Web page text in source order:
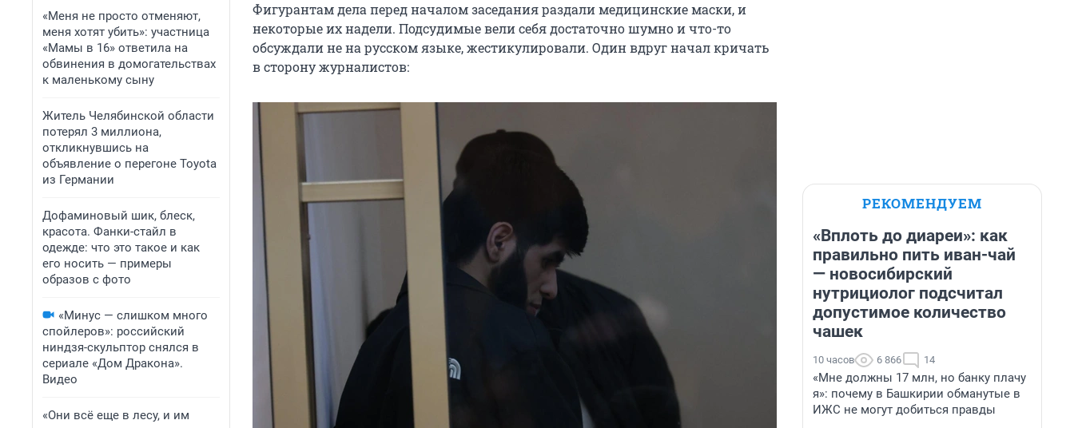
«Меня не просто отменяют,
меня хотят убить»: участница
«Мамы в 16» ответила на
обвинения в домогательствах
к маленькому сыну
Житель Челябинской области
потерял 3 миллиона,
откликнувшись на
объявление о перегоне Toyota
из Германии
Дофаминовый шик, блеск,
красота. Фанки-стайл в
одежде: что это такое и как
его носить — примеры
образов с фото
«Минус — слишком много
спойлеров»: российский
ниндзя-скульптор снялся в
сериале «Дом Дракона».
Видео
«Они всё еще в лесу, и им
Фигурантам дела перед началом заседания раздали медицинские маски, и
некоторые их надели. Подсудимые вели себя достаточно шумно и что-то
обсуждали не на русском языке, жестикулировали. Один вдруг начал кричать
в сторону журналистов:
РЕКОМЕНДУЕМ
«Вплоть до диареи»: как
правильно пить иван-чай
— новосибирский
нутрициолог подсчитал
допустимое количество
чашек
10 часов 6 866 14
«Мне должны 17 млн, но банку плачу
я»: почему в Башкирии обманутые в
ИЖС не могут добиться правды